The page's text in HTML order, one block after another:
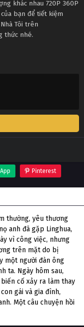
khác nhau 720P 360P
bạn để tiết kiệm
Tôi trên
thức nhé.
Pinterest
thường, yêu thương
anh đã gặp Linghua,
vì công việc, nhưng
trên mặt do bị
một người đàn ông
ta. Ngày hôm sau,
cố xảy ra làm thay
gái và gia đình,
Một câu chuyện hồi